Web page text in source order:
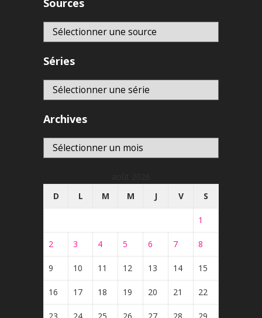
Sources
Séries
Archives
Archives
D
L M M J V S
1
2 3 4 5 6 7 8
9 10 11 12 13 14 15
16 17 18 19 20 21 22